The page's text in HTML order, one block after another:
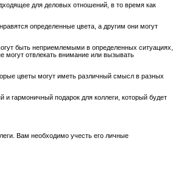
для деловых отношений, в то время как
определенные цвета, а другим они могут
быть неприемлемыми в определенных ситуациях,
могут отвлекать внимание или вызывать
цветы могут иметь различный смысл в разных
гармоничный подарок для коллеги, который будет
Вам необходимо учесть его личные